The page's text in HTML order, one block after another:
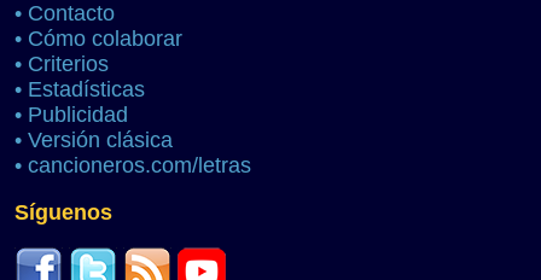
• Contacto
• Cómo colaborar
• Criterios
• Estadísticas
• Publicidad
• Versión clásica
• cancioneros.com/letras
Síguenos